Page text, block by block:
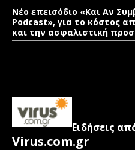
Νέο επεισόδιο «Και Αν
Podcast», για το κόστος
και την ασφαλιστική
Ειδήσεις
Virus.com.gr